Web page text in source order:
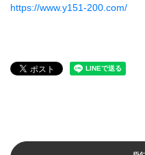
https://www.y151-200.com/